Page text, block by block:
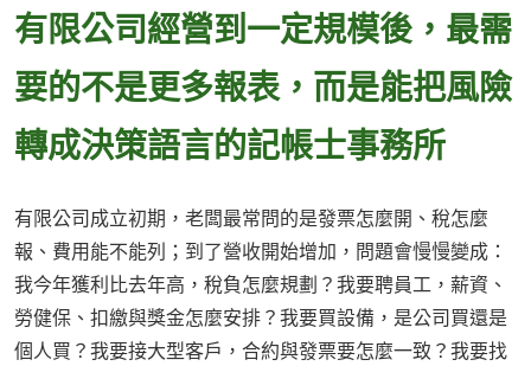
有限公司經營到一定規模後，最需
要的不是更多報表，而是能把風險
轉成決策語言的記帳士事務所
有限公司成立初期，老闆最常問的是發票怎麼開、稅怎麼
報、費用能不能列；到了營收開始增加，問題會慢慢變成：
我今年獲利比去年高，稅負怎麼規劃？我要聘員工，薪資、
勞健保、扣繳與獎金怎麼安排？我要買設備，是公司買還是
個人買？我要接大型客戶，合約與發票要怎麼一致？我要找